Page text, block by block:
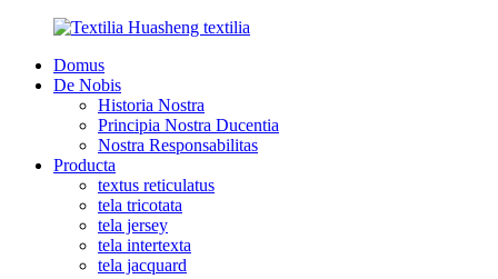
Domus
De Nobis
Historia Nostra
Principia Nostra Ducentia
Nostra Responsabilitas
Producta
textus reticulatus
tela tricotata
tela jersey
tela intertexta
tela jacquard